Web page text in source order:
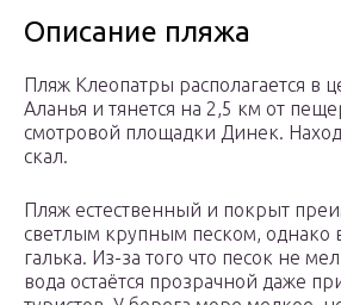
Описание пляжа
Пляж Клеопатры располагается в
Аланья и тянется на 2,5 км от
смотровой площадки Динек.
скал.
Пляж естественный и покрыт
светлым крупным песком, однако
галька. Из-за того что песок не
вода остаётся прозрачной даже